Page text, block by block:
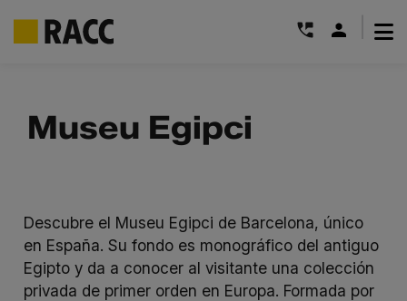
contenido
Museu Egipci
Descubre el Museu Egipci de Barcelona, único
en España. Su fondo es monográfico del antiguo
Egipto y da a conocer al visitante una colección
privada de primer orden en Europa. Formada por